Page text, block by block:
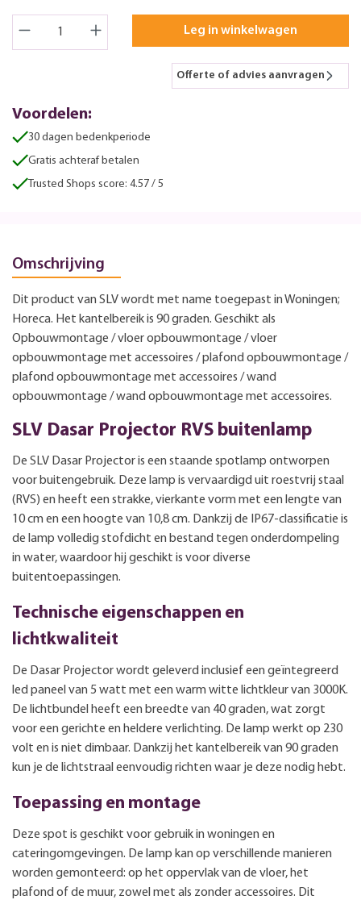
Leg in winkelwagen
Offerte of advies aanvragen
Voordelen:
30 dagen bedenkperiode
Gratis achteraf betalen
Trusted Shops score: 4.57 / 5
Omschrijving
Dit product van SLV wordt met name toegepast in Woningen;
Horeca. Het kantelbereik is 90 graden. Geschikt als
Opbouwmontage / vloer opbouwmontage / vloer
opbouwmontage met accessoires / plafond opbouwmontage /
plafond opbouwmontage met accessoires / wand
opbouwmontage / wand opbouwmontage met accessoires.
SLV Dasar Projector RVS buitenlamp
De SLV Dasar Projector is een staande spotlamp ontworpen
voor buitengebruik. Deze lamp is vervaardigd uit roestvrij staal
(RVS) en heeft een strakke, vierkante vorm met een lengte van
10 cm en een hoogte van 10,8 cm. Dankzij de IP67-classificatie is
de lamp volledig stofdicht en bestand tegen onderdompeling
in water, waardoor hij geschikt is voor diverse
buitentoepassingen.
Technische eigenschappen en
lichtkwaliteit
De Dasar Projector wordt geleverd inclusief een geïntegreerd
led paneel van 5 watt met een warm witte lichtkleur van 3000K.
De lichtbundel heeft een breedte van 40 graden, wat zorgt
voor een gerichte en heldere verlichting. De lamp werkt op 230
volt en is niet dimbaar. Dankzij het kantelbereik van 90 graden
kun je de lichtstraal eenvoudig richten waar je deze nodig hebt.
Toepassing en montage
Deze spot is geschikt voor gebruik in woningen en
cateringomgevingen. De lamp kan op verschillende manieren
worden gemonteerd: op het oppervlak van de vloer, het
plafond of de muur, zowel met als zonder accessoires. Dit